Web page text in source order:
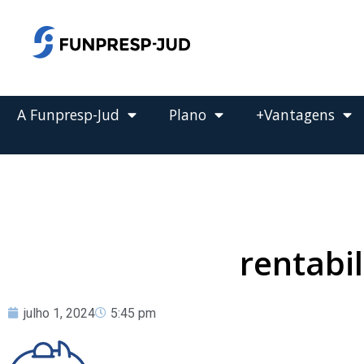
Pular
conteúdo
A Funpresp-Jud Plano +Vantagens
julho 1, 2024 5:45 pm